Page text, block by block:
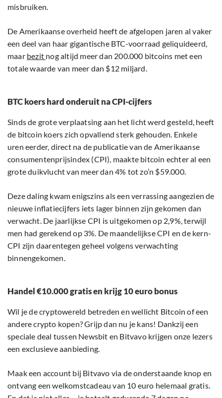
misbruiken.
De Amerikaanse overheid heeft de afgelopen jaren al vaker
een deel van haar gigantische BTC-voorraad geliquideerd,
maar bezit nog altijd meer dan 200.000 bitcoins met een
totale waarde van meer dan $12 miljard.
BTC koers hard onderuit na CPI-cijfers
Sinds de grote verplaatsing aan het licht werd gesteld, heeft
de bitcoin koers zich opvallend sterk gehouden. Enkele
uren eerder, direct na de publicatie van de Amerikaanse
consumentenprijsindex (CPI), maakte bitcoin echter al een
grote duikvlucht van meer dan 4% tot zo’n $59.000.
Deze daling kwam enigszins als een verrassing aangezien de
nieuwe inflatiecijfers iets lager binnen zijn gekomen dan
verwacht. De jaarlijkse CPI is uitgekomen op 2,9%, terwijl
men had gerekend op 3%. De maandelijkse CPI en de kern-
CPI zijn daarentegen geheel volgens verwachting
binnengekomen.
Handel €10.000 gratis en krijg 10 euro bonus
Wil je de cryptowereld betreden en wellicht Bitcoin of een
andere crypto kopen? Grijp dan nu je kans! Dankzij een
speciale deal tussen Newsbit en Bitvavo krijgen onze lezers
een exclusieve aanbieding.
Maak een account bij Bitvavo via de onderstaande knop en
ontvang een welkomstcadeau van 10 euro helemaal gratis.